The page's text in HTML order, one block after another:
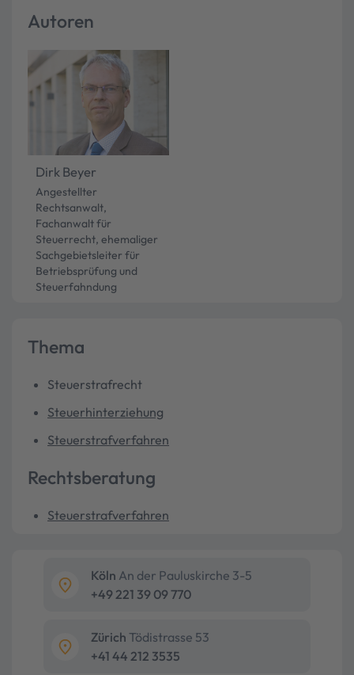
Autoren
Dirk Beyer
Angestellter
Rechtsanwalt,
Fachanwalt für
Steuerrecht, ehemaliger
Sachgebietsleiter für
Betriebsprüfung und
Steuerfahndung
Thema
Steuerstrafrecht
Steuerhinterziehung
Steuerstrafverfahren
Rechtsberatung
Steuerstrafverfahren
Köln An der Pauluskirche 3-5
+49 221 39 09 770
Zürich Tödistrasse 53
+41 44 212 3535